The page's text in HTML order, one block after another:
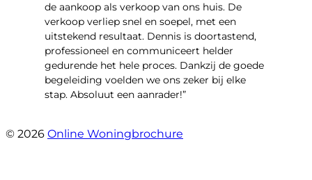
de aankoop als verkoop van ons huis. De
verkoop verliep snel en soepel, met een
uitstekend resultaat. Dennis is doortastend,
professioneel en communiceert helder
gedurende het hele proces. Dankzij de goede
begeleiding voelden we ons zeker bij elke
stap. Absoluut een aanrader!”
© 2026 Online Woningbrochure